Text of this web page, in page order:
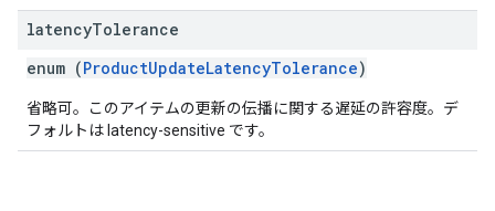
latencyTolerance
enum (ProductUpdateLatencyTolerance)
省略可。このアイテムの更新の伝播に関する遅延の許容度。デ
フォルトは latency-sensitive です。